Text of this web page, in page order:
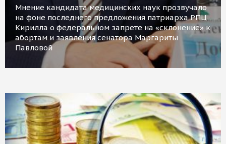
Мнение кандидата медицинских наук прозвучало
на фоне последнего предложения патриарха РПЦ
Кирилла о федеральном запрете на «склонение» к
абортам и заявления сенатора Маргариты
Павловой